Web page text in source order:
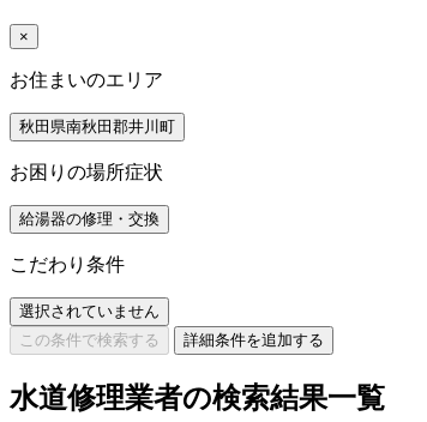
×
お住まいのエリア
秋田県南秋田郡井川町
お困りの場所症状
給湯器の修理・交換
こだわり条件
選択されていません
この条件で検索する
詳細条件を追加する
水道修理業者の検索結果一覧